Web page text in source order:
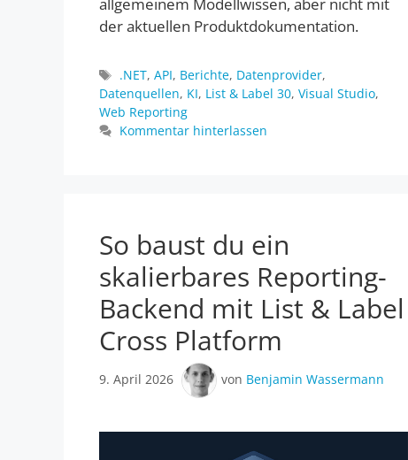
allgemeinem Modellwissen, aber nicht mit
der aktuellen Produktdokumentation.
Schlagwörter
.NET,API, Berichte, Datenprovider,
Datenquellen, KI, List & Label 30, Visual Studio,
Web Reporting
Kommentar hinterlassen
So baust du ein
skalierbares Reporting-
Backend mit List & Label
Cross Platform
9. April 2026 von Benjamin Wassermann